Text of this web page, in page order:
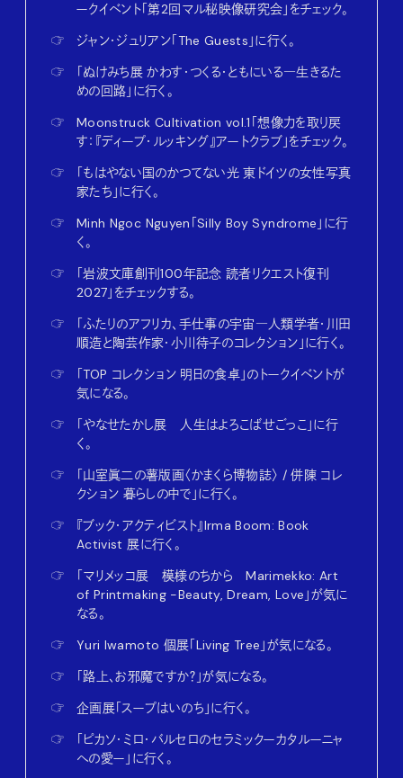
ークイベント「第2回マル秘映像研究会」をチェック。
☞
ジャン・ジュリアン「The Guests」に行く。
☞
「ぬけみち展 かわす・つくる・ともにいる―生きるた
めの回路」に行く。
☞
Moonstruck Cultivation vol.1「想像力を取り戻
す：『ディープ・ルッキング』アートクラブ」をチェック。
☞
「もはやない国のかつてない光 東ドイツの女性写真
家たち」に行く。
☞
Minh Ngoc Nguyen「Silly Boy Syndrome」に行
く。
☞
「岩波文庫創刊100年記念 読者リクエスト復刊
2027」をチェックする。
☞
「ふたりのアフリカ、手仕事の宇宙―人類学者・川田
順造と陶芸作家・小川待子のコレクション」に行く。
☞
「TOP コレクション 明日の食卓」のトークイベントが
気になる。
☞
「やなせたかし展 人生はよろこばせごっこ」に行
く。
☞
「山室眞二の薯版画〈かまくら博物誌〉 / 併陳 コレ
クション 暮らしの中で」に行く。
☞
『ブック・アクティビスト』Irma Boom: Book
Activist 展に行く。
☞
「マリメッコ展 模様のちから Marimekko: Art
of Printmaking -Beauty, Dream, Love」が気に
なる。
☞
Yuri Iwamoto 個展「Living Tree」が気になる。
☞
「路上、お邪魔ですか？」が気になる。
☞
企画展「スープはいのち」に行く。
☞
「ピカソ・ミロ・バルセロのセラミックーカタルーニャ
への愛ー」に行く。